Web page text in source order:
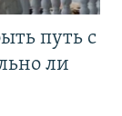
путь с
ли